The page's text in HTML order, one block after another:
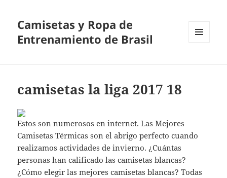
Camisetas y Ropa de
Entrenamiento de Brasil
camisetas la liga 2017 18
Estos son numerosos en internet. Las Mejores
Camisetas Térmicas son el abrigo perfecto cuando
realizamos actividades de invierno. ¿Cuántas
personas han calificado las camisetas blancas?
¿Cómo elegir las mejores camisetas blancas? Todas